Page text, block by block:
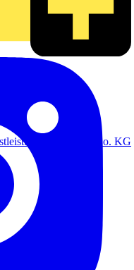
- GmbH & Co. KG